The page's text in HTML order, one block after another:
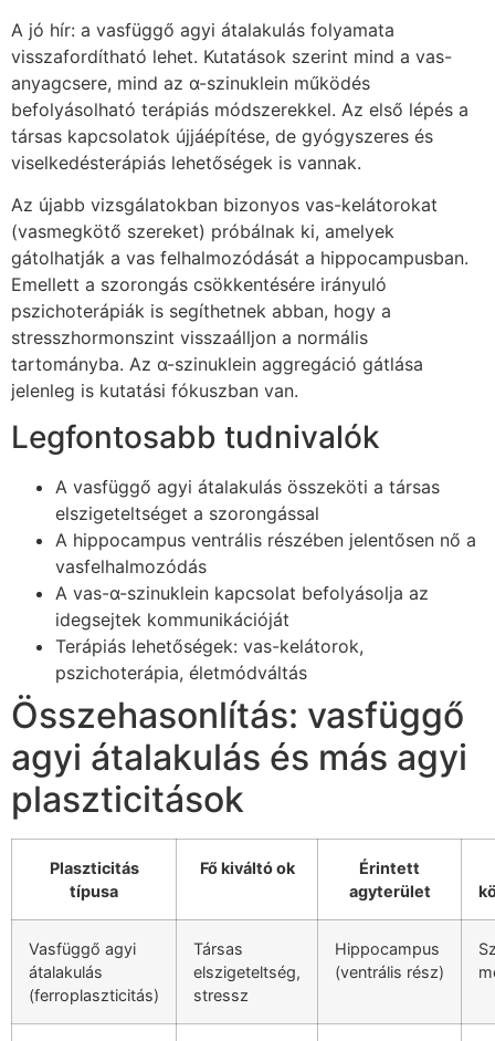
A jó hír: a vasfüggő agyi átalakulás folyamata
visszafordítható lehet. Kutatások szerint mind a vas-
anyagcsere, mind az α-szinuklein működés
befolyásolható terápiás módszerekkel. Az első lépés a
társas kapcsolatok újjáépítése, de gyógyszeres és
viselkedésterápiás lehetőségek is vannak.
Az újabb vizsgálatokban bizonyos vas-kelátorokat
(vasmegkötő szereket) próbálnak ki, amelyek
gátolhatják a vas felhalmozódását a hippocampusban.
Emellett a szorongás csökkentésére irányuló
pszichoterápiák is segíthetnek abban, hogy a
stresszhormonszint visszaálljon a normális
tartományba. Az α-szinuklein aggregáció gátlása
jelenleg is kutatási fókuszban van.
Legfontosabb tudnivalók
A vasfüggő agyi átalakulás összeköti a társas
elszigeteltséget a szorongással
A hippocampus ventrális részében jelentősen nő a
vasfelhalmozódás
A vas-α-szinuklein kapcsolat befolyásolja az
idegsejtek kommunikációját
Terápiás lehetőségek: vas-kelátorok,
pszichoterápia, életmódváltás
Összehasonlítás: vasfüggő
agyi átalakulás és más agyi
plaszticitások
Plaszticitás
típusa
Fő kiváltó ok
Érintett
agyterület
Vasfüggő agyi
átalakulás
(ferroplaszticitás)
Társas
elszigeteltség,
stressz
Hippocampus
(ventrális rész)